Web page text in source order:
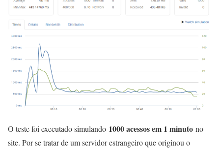
O teste foi executado simulando 1000 acessos em 1 minuto no
site. Por se tratar de um servidor estrangeiro que originou o